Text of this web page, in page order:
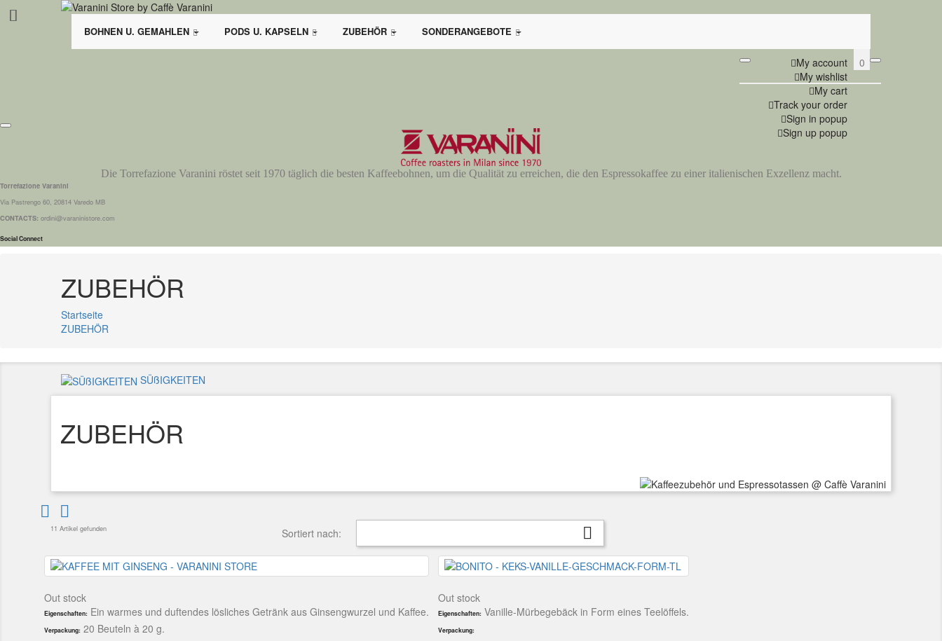
BOHNEN U. GEMAHLEN PODS U. KAPSELN ZUBEHÖR SONDERANGEBOTE
My account
My wishlist
My cart
Track your order
Sign in popup
Sign up popup
0
Die Torrefazione Varanini röstet seit 1970 täglich die besten Kaffeebohnen, um die Qualität zu erreichen, die den Espressokaffee zu einer italienischen Exzellenz macht.
Torrefazione Varanini
Via Pastrengo 60, 20814 Varedo MB
CONTACTS: ordini@varaninistore.com
Social Connect
ZUBEHÖR
Startseite
ZUBEHÖR
SÜßIGKEITEN
ZUBEHÖR
 
11 Artikel gefunden Sortiert nach: 
Out stock
Eigenschaften: Ein warmes und duftendes lösliches Getränk aus Ginsengwurzel und Kaffee.
Verpackung: 20 Beuteln à 20 g.
Out stock
Eigenschaften: Vanille-Mürbegebäck in Form eines Teelöffels.
Verpackung: